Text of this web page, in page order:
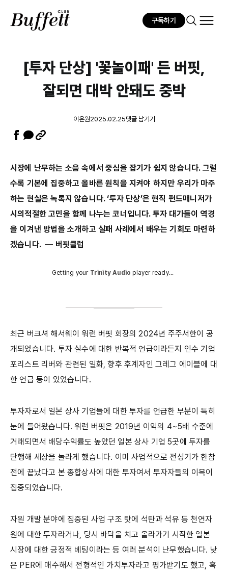
구독하기
[투자 단상] '꽃놀이패' 든 버핏,
잘되면 대박 안돼도 중박
이은원2025.02.25댓글 남기기
시장에 난무하는 소음 속에서 중심을 잡기가 쉽지 않습니다. 그럴
수록 기본에 집중하고 올바른 원칙을 지켜야 하지만 우리가 마주
하는 현실은 녹록지 않습니다. ‘투자 단상’은 현직 펀드매니저가
시의적절한 고민을 함께 나누는 코너입니다. 투자 대가들이 역경
을 이겨낸 방법을 소개하고 실패 사례에서 배우는 기회도 마련하
겠습니다. ― 버핏클럽
Getting your Trinity Audio player ready...
최근 버크셔 해서웨이 워런 버핏 회장의 2024년 주주서한이 공
개되었습니다. 투자 실수에 대한 반복적 언급이라든지 인수 기업
포리스트 리버와 관련된 일화, 향후 후계자인 그레그 에이블에 대
한 언급 등이 있었습니다.
투자자로서 일본 상사 기업들에 대한 투자를 언급한 부분이 특히
눈에 들어왔습니다. 워런 버핏은 2019년 이익의 4~5배 수준에
거래되면서 배당수익률도 높았던 일본 상사 기업 5곳에 투자를
단행해 세상을 놀라게 했습니다. 이미 사업적으로 전성기가 한참
전에 끝났다고 본 종합상사에 대한 투자여서 투자자들의 이목이
집중되었습니다.
자원 개발 분야에 집중된 사업 구조 탓에 석탄과 석유 등 천연자
원에 대한 투자라거나, 당시 바닥을 치고 올라가기 시작한 일본
시장에 대한 긍정적 베팅이라는 등 여러 분석이 난무했습니다. 낮
은 PER에 매수해서 전형적인 가치투자라고 평가받기도 했고, 혹